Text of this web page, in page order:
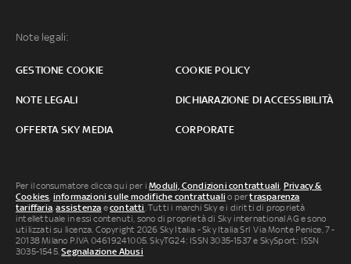
Note legali:
GESTIONE COOKIE COOKIE POLICY
NOTE LEGALI DICHIARAZIONE DI ACCESSIBILITÀ
OFFERTA SKY MEDIA CORPORATE
Per il consumatore clicca qui per iModuli, Condizioni contrattuali, Privacy &
Cookies, informazioni sulle modifiche contrattuali o pertrasparenza
tariffaria,assistenza econtatti. Tutti i marchi Sky e i diritti di proprietà
intellettuale in essi contenuti, sono di proprietà di Sky international AG e sono
utilizzati su licenza. Copyright 2026 Sky Italia - Sky Italia Srl Via Monte Penice, 7 -
20138 Milano P.IVA 04619241005. SkyTG24: ISSN 3035-1537 e SkySport: ISSN
3035-1545.Segnalazione Abusi